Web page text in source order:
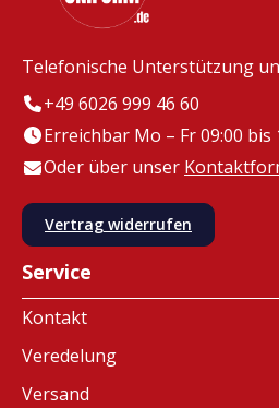
Telefonische Unterstützung
+49 6026 999 46 60
Erreichbar Mo – Fr 09:00 bis
Oder über unser
Vertrag widerrufen
Service
Kontakt
Veredelung
Versand